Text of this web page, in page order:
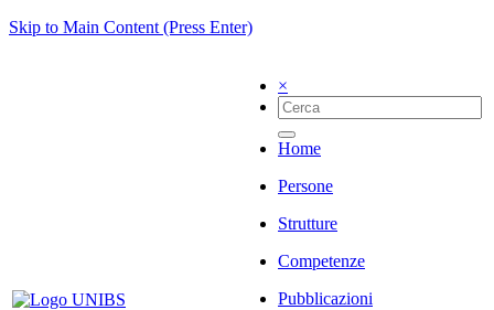
Skip to Main Content (Press Enter)
×
Home
Persone
Strutture
Competenze
Pubblicazioni